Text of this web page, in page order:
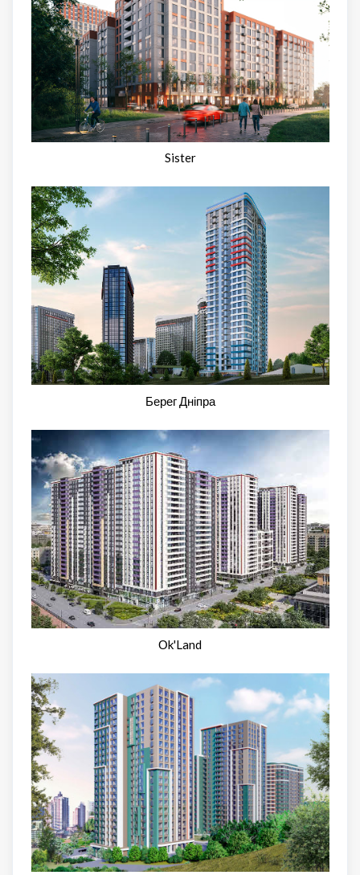
Sister
Берег Дніпра
Оk'Land